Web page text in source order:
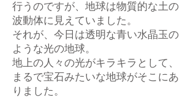
行うのですが、地球は物質的な土の
波動体に見えていました。
それが、今日は透明な青い水晶玉の
ような光の地球。
地上の人々の光がキラキラとして、
まるで宝石みたいな地球がそこにあ
りました。